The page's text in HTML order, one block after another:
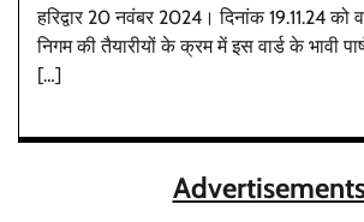
हरिद्वार 20 नवंबर 2024। दिनांक 19.11.24 को
निगम की तैयारीयों के क्रम में इस वार्ड के भावी
[…]